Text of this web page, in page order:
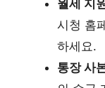
월세 지
시청 홈
하세요.
통장 사